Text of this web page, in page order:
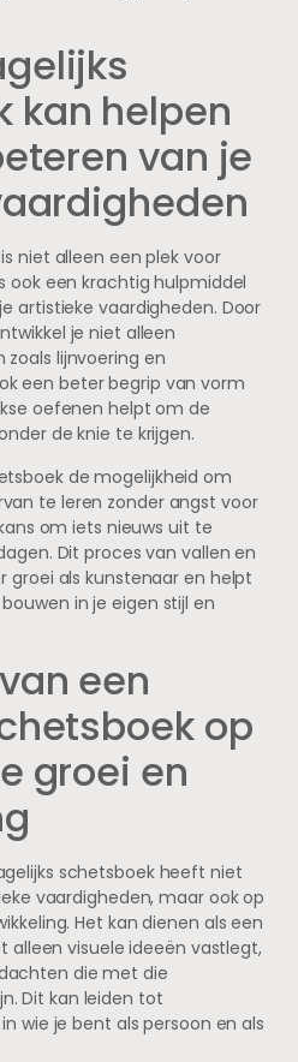
kan helpen
van je
niet alleen een plek voor
ook een krachtig hulpmiddel
artistieke vaardigheden. Door
je niet alleen
lijnvoering en
een beter begrip van vorm
oefenen helpt om de
de knie te krijgen.
de mogelijkheid om
te leren zonder angst voor
om iets nieuws uit te
Dit proces van vallen en
groei als kunstenaar en helpt
in je eigen stijl en
een
op
groei en
schetsboek heeft niet
vaardigheden, maar ook op
Het kan dienen als een
alleen visuele ideeën vastlegt,
die met die
Dit kan leiden tot
wie je bent als persoon en als